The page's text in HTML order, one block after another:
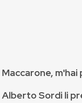
Maccarone,
Alberto Sordi li